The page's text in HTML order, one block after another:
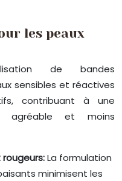
les peaux
de bandes
sensibles et réactives
contribuant à une
agréable et moins
La formulation
minimisent les